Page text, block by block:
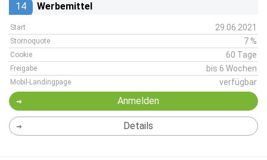
14 Werbemittel
Start 29.06.2021
Stornoquote 7 %
Cookie 60 Tage
Freigabe bis 6 Wochen
Mobil-Landingpage verfügbar
Anmelden
Details